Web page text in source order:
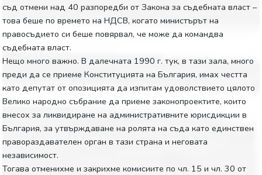
съд отмени над 40 разпоредби от Закона за съдебната власт –
това беше по времето на НДСВ, когато министърът на
правосъдието си беше повярвал, че може да командва
съдебната власт.
Нещо много важно. В далечната 1990 г. тук, в тази зала, много
преди да се приеме Конституцията на България, имах честта
като депутат от опозицията да изпитам удоволствието цялото
Велико народно събрание да приеме законопроектите, които
внесох за ликвидиране на административните юрисдикции в
България, за утвърждаване на ролята на съда като единствен
правораздавателен орган в тази страна и неговата
независимост.
Тогава отменихме и закрихме комисиите по чл. 15 и чл. 30 от